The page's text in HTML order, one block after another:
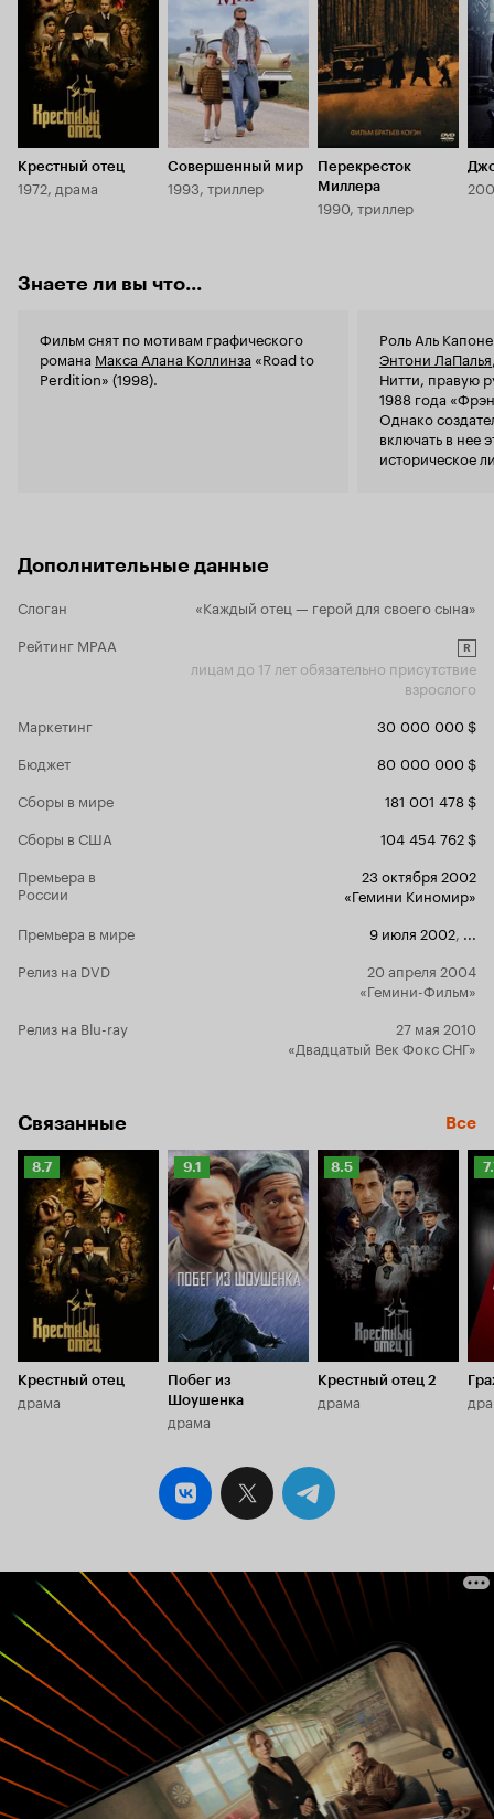
косвенно
фильма
пожалуй,
весомый,
'Проклятый
Такие люди
фильм.
Лоу,
звездный
мною здесь
сыгранных ими
- не
Крестный отец
1972, драма
Совершенный мир
1993, триллер
Перекресток
Миллера
1990, триллер
Знаете ли вы что...
Фильм снят по мотивам графического
романа Макса Алана Коллинза «Road to
Perdition» (1998).
Роль Аль
Энтони ЛаПалья
Нитти, правую
1988 года
Однако
включать в нее
историческое
Дополнительные данные
Слоган
«Каждый отец — герой для своего сына»
Рейтинг MPAA
R
лицам до 17 лет обязательно присутствие
взрослого
Маркетинг
30 000 000 $
Бюджет
80 000 000 $
Сборы в мире
181 001 478 $
Сборы в США
104 454 762 $
Премьера в
России
23 октября 2002
«Гемини Киномир»
Премьера в мире
9 июля 2002
Релиз на DVD
20 апреля 2004
«Гемини-Фильм»
Релиз на Blu-ray
27 мая 2010
«Двадцатый Век Фокс СНГ»
Связанные Все
Рейтинг
Кинопоиска
8.7
8.7
Крестный отец
драма
Рейтинг
Кинопоиска
9.1
9.1
Побег из
Шоушенка
драма
Рейтинг
Кинопоиска
8.5
8.5
Крестный отец 2
драма